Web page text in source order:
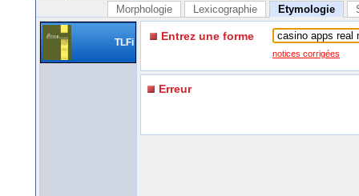
Morphologie Lexicographie Etymologie
TLFi Entrez une forme
notices corrigées
Erreur